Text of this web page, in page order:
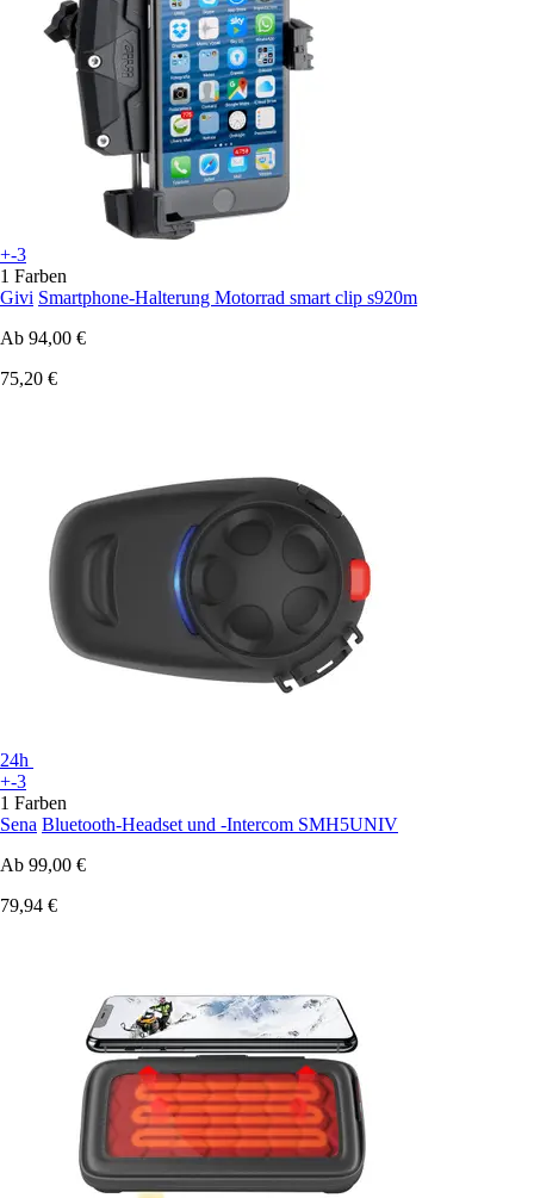
+-3
1 Farben
Givi Smartphone-Halterung Motorrad smart clip s920m
Ab 94,00 €
75,20 €
24h
+-3
1 Farben
Sena Bluetooth-Headset und -Intercom SMH5UNIV
Ab 99,00 €
79,94 €